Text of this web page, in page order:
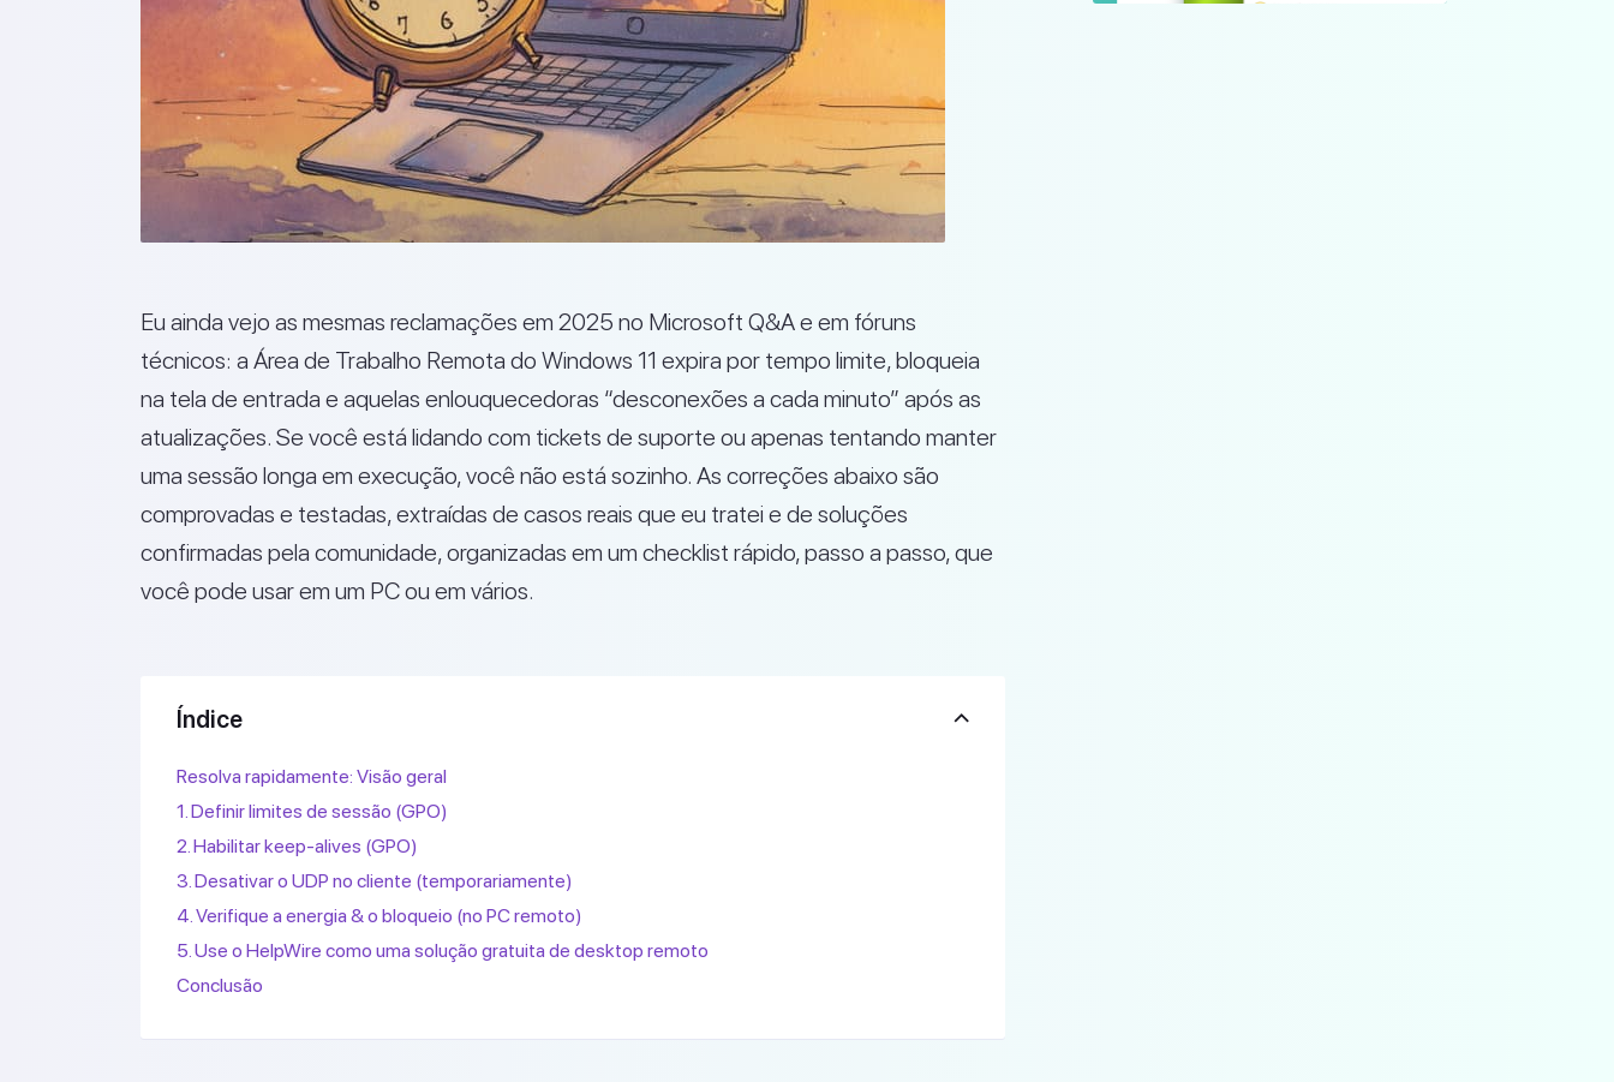
Eu ainda vejo as mesmas reclamações em 2025 no Microsoft Q&A e em fóruns
técnicos: a Área de Trabalho Remota do Windows 11 expira por tempo limite, bloqueia
na tela de entrada e aquelas enlouquecedoras “desconexões a cada minuto” após as
atualizações. Se você está lidando com tickets de suporte ou apenas tentando manter
uma sessão longa em execução, você não está sozinho. As correções abaixo são
comprovadas e testadas, extraídas de casos reais que eu tratei e de soluções
confirmadas pela comunidade, organizadas em um checklist rápido, passo a passo, que
você pode usar em um PC ou em vários.
Índice
Resolva rapidamente: Visão geral
1. Definir limites de sessão (GPO)
2. Habilitar keep-alives (GPO)
3. Desativar o UDP no cliente (temporariamente)
4. Verifique a energia & o bloqueio (no PC remoto)
5. Use o HelpWire como uma solução gratuita de desktop remoto
Conclusão